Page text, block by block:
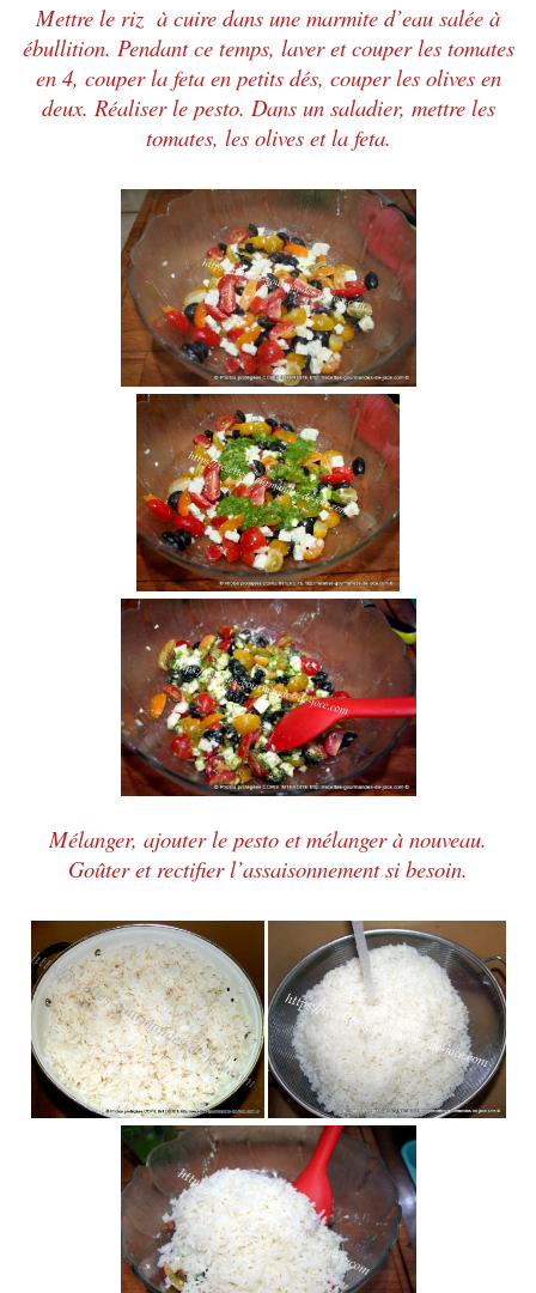
Mettre le riz à cuire dans une marmite d’eau salée à
ébullition. Pendant ce temps, laver et couper les tomates
en 4, couper la feta en petits dés, couper les olives en
deux. Réaliser le pesto. Dans un saladier, mettre les
tomates, les olives et la feta.
Mélanger, ajouter le pesto et mélanger à nouveau.
Goûter et rectifier l’assaisonnement si besoin.